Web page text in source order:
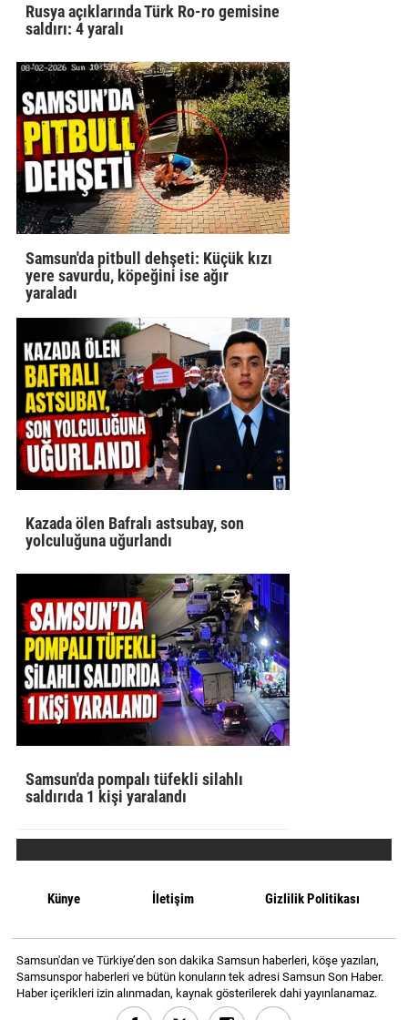
Rusya açıklarında Türk Ro-ro gemisine
saldırı: 4 yaralı
Samsun'da pitbull dehşeti: Küçük kızı
yere savurdu, köpeğini ise ağır
yaraladı
Kazada ölen Bafralı astsubay, son
yolculuğuna uğurlandı
Samsun'da pompalı tüfekli silahlı
saldırıda 1 kişi yaralandı
Künye İletişim Gizlilik Politikası
Samsun'dan ve Türkiye’den son dakika Samsun haberleri, köşe yazıları,
Samsunspor haberleri ve bütün konuların tek adresi Samsun Son Haber.
Haber içerikleri izin alınmadan, kaynak gösterilerek dahi yayınlanamaz.